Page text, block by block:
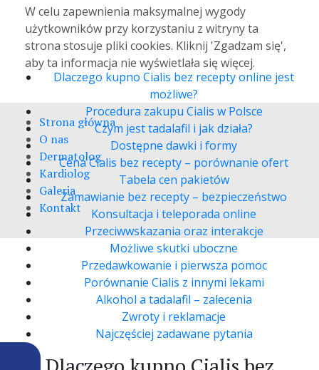
szkoleniom gwarantujemy konsultacje
na najwyższym poziomie.
Dlaczego kupno Cialis bez recepty online jest
możliwe?
Procedura zakupu Cialis w Polsce
Czym jest tadalafil i jak działa?
Dostępne dawki i formy
Cena Cialis bez recepty – porównanie ofert
Tabela cen pakietów
Zamawianie bez recepty – bezpieczeństwo
Konsultacja i teleporada online
Przeciwwskazania oraz interakcje
Możliwe skutki uboczne
Przedawkowanie i pierwsza pomoc
Porównanie Cialis z innymi lekami
Alkohol a tadalafil – zalecenia
Zwroty i reklamacje
Najczęściej zadawane pytania
W celu zapewnienia maksymalnej wygody
użytkowników przy korzystaniu z witryny ta
strona stosuje pliki cookies. Kliknij 'Zgadzam się',
aby ta informacja nie wyświetlała się więcej.
Strona główna
O nas
Dermatolog
Kardiolog
Galeria
Kontakt